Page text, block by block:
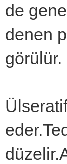
de
denen
görülür.